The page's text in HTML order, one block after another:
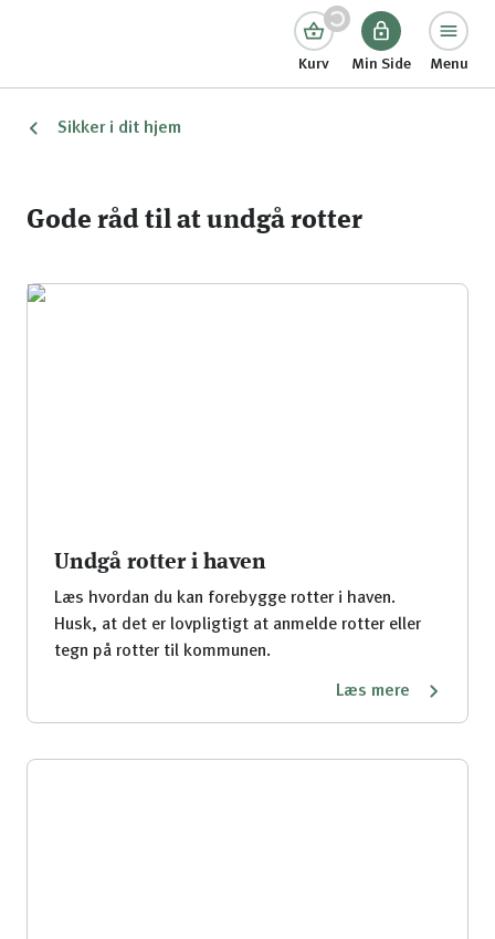
Kurv Min Side Menu
Sikker i dit hjem
Gode råd til at undgå rotter
Undgå rotter i haven
Læs hvordan du kan forebygge rotter i haven.
Husk, at det er lovpligtigt at anmelde rotter eller
tegn på rotter til kommunen.
Læs mere